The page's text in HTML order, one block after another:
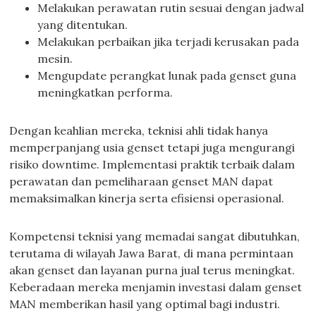
Melakukan perawatan rutin sesuai dengan jadwal
yang ditentukan.
Melakukan perbaikan jika terjadi kerusakan pada
mesin.
Mengupdate perangkat lunak pada genset guna
meningkatkan performa.
Dengan keahlian mereka, teknisi ahli tidak hanya
memperpanjang usia genset tetapi juga mengurangi
risiko downtime. Implementasi praktik terbaik dalam
perawatan dan pemeliharaan genset MAN dapat
memaksimalkan kinerja serta efisiensi operasional.
Kompetensi teknisi yang memadai sangat dibutuhkan,
terutama di wilayah Jawa Barat, di mana permintaan
akan genset dan layanan purna jual terus meningkat.
Keberadaan mereka menjamin investasi dalam genset
MAN memberikan hasil yang optimal bagi industri.